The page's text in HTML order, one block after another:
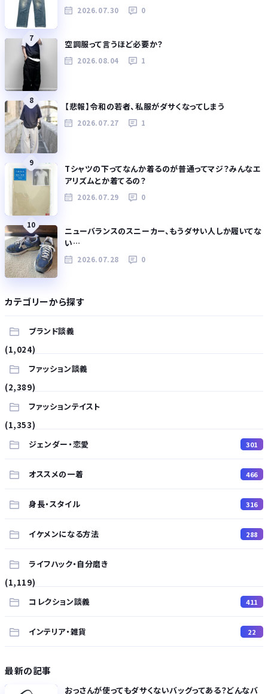
2026.07.30 0
7
空調服って言うほど必要か？
2026.08.04 1
8
【悲報】令和の若者、私服がダサくなってしまう
2026.07.27 1
9
Tシャツの下ってなんか着るのが普通ってマジ？みんなエ
アリズムとか着てるの？
2026.07.29 0
10
ニューバランスのスニーカー、もうダサい人しか履いてな
い…
2026.07.28 0
カテゴリーから探す
ブランド談義
(1,024)
ファッション談義
(2,389)
ファッションテイスト
(1,353)
ジェンダー・恋愛
301
オススメの一着 466
身長・スタイル 316
イケメンになる方法 288
ライフハック・自分磨き
(1,119)
コレクション談義
411
インテリア・雑貨 22
最新の記事
おっさんが使ってもダサくないバッグってある？どんなバ